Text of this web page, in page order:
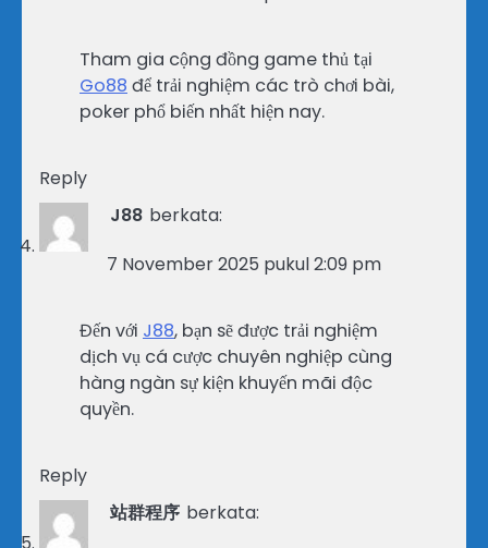
Tham gia cộng đồng game thủ tại
Go88 để trải nghiệm các trò chơi bài,
poker phổ biến nhất hiện nay.
Reply
J88 berkata:
7 November 2025 pukul 2:09 pm
Đến với J88, bạn sẽ được trải nghiệm
dịch vụ cá cược chuyên nghiệp cùng
hàng ngàn sự kiện khuyến mãi độc
quyền.
Reply
站群程序 berkata: